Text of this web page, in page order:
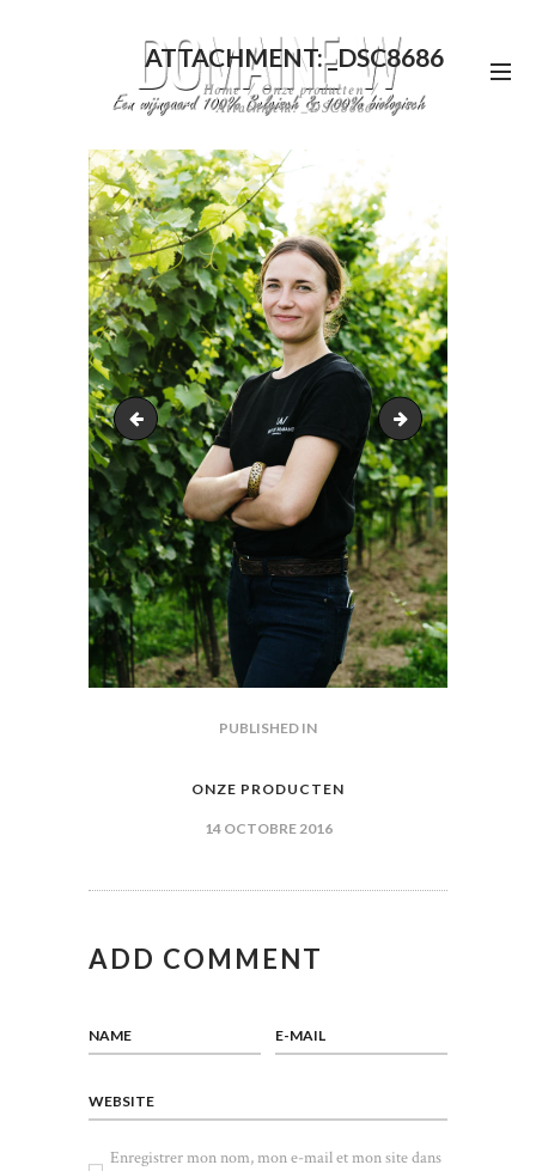
ATTACHMENT: _DSC8686
Home
Onze producten
Attachment: _DSC8686
_DSC8683 _DSC8694
NAVIGATION
L’ARTICLE
PUBLISHED IN
ONZE PRODUCTEN
14 OCTOBRE 2016
ADD COMMENT
NAME E-MAIL
WEBSITE
Enregistrer mon nom, mon e-mail et mon site dans